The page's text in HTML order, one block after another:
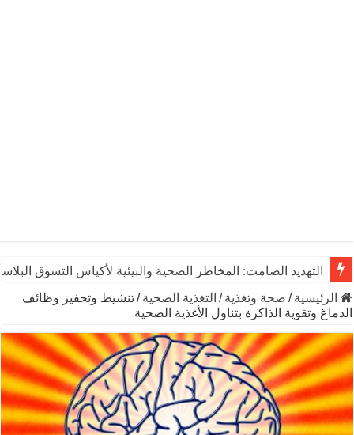
التهديد الصامت: المخاطر الصحية والبيئية لأكياس التسوق
يوم الشاي العالمي: رشفـة من التاريخ تنبض بالحياة والاقتصاد
الرئيسية / صحة وتغذية / التغذية الصحية /تنشيط وتحفيز وظائف
الدماغ وتقوية الذاكرة بتناول الأغذية الصحية